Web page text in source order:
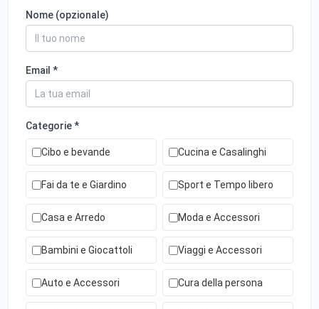
Nome (opzionale)
Email *
Categorie *
Cibo e bevande Cucina e Casalinghi
Fai da te e Giardino Sport e Tempo libero
Casa e Arredo Moda e Accessori
Bambini e Giocattoli Viaggi e Accessori
Auto e Accessori Cura della persona